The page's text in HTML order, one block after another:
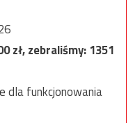
zł, zebraliśmy:1351
dla funkcjonowania